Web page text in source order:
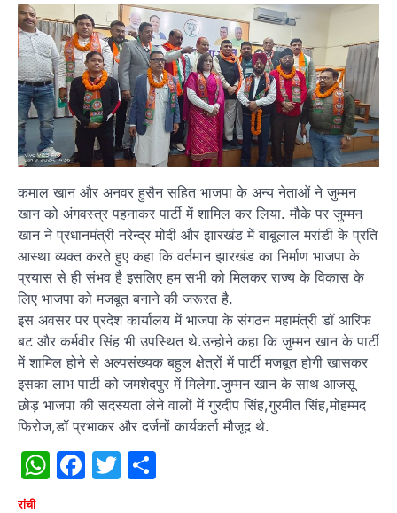
कमाल खान और अनवर हुसैन सहित भाजपा के अन्य नेताओं ने जुम्मन
खान को अंगवस्त्र पहनाकर पार्टी में शामिल कर लिया. मौके पर जुम्मन
खान ने प्रधानमंत्री नरेन्द्र मोदी और झारखंड में बाबूलाल मरांडी के प्रति
आस्था व्यक्त करते हुए कहा कि वर्तमान झारखंड का निर्माण भाजपा के
प्रयास से ही संभव है इसलिए हम सभी को मिलकर राज्य के विकास के
लिए भाजपा को मजबूत बनाने की जरूरत है.
इस अवसर पर प्रदेश कार्यालय में भाजपा के संगठन महामंत्री डॉ आरिफ
बट और कर्मवीर सिंह भी उपस्थित थे.उन्होने कहा कि जुम्मन खान के पार्टी
में शामिल होने से अल्पसंख्यक बहुल क्षेत्रों में पार्टी मजबूत होगी खासकर
इसका लाभ पार्टी को जमशेदपुर में मिलेगा.जुम्मन‌ खान‌ के साथ आजसू
छोड़ भाजपा की सदस्यता लेने वालों में गुरदीप सिंह,गुरमीत सिंह,मोहम्मद
फिरोज,डॉ प्रभाकर और‌ दर्जनों कार्यकर्ता मौजूद थे.
WhatsApp
Facebook
Twitter
रांची